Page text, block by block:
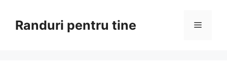
conținutRanduri pentru tine Meniu